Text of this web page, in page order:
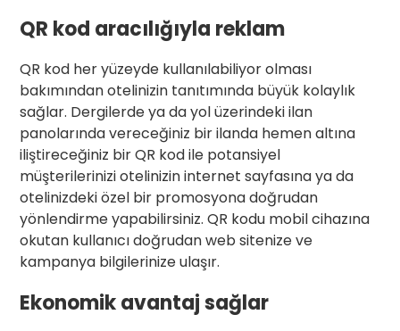
QR kod aracılığıyla reklam
QR kod her yüzeyde kullanılabiliyor olması
bakımından otelinizin tanıtımında büyük kolaylık
sağlar. Dergilerde ya da yol üzerindeki ilan
panolarında vereceğiniz bir ilanda hemen altına
iliştireceğiniz bir QR kod ile potansiyel
müşterilerinizi otelinizin internet sayfasına ya da
otelinizdeki özel bir promosyona doğrudan
yönlendirme yapabilirsiniz. QR kodu mobil cihazına
okutan kullanıcı doğrudan web sitenize ve
kampanya bilgilerinize ulaşır.
Ekonomik avantaj sağlar